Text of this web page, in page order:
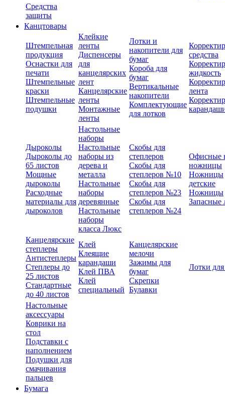
Средства
защиты
Канцтовары
Штемпельная
продукция
Оснастки для
печати
Штемпельные
краски
Штемпельные
подушки
Клейкие
ленты
Диспенсеры
для
канцелярских
лент
Канцелярские
ленты
Монтажные
ленты
Лотки и
накопители для
бумаг
Короба для
бумаг
Вертикальные
накопители
Комплектующие
для лотков
средства
жидкость
лента
Дыроколы
Дыроколы до
65 листов
Мощные
дыроколы
Расходные
материалы для
дыроколов
Настольные
наборы
Настольные
наборы из
дерева и
металла
Настольные
наборы
деревянные
Настольные
наборы
класса Люкс
Скобы для
степлеров
Скобы для
степлеров №10
Скобы для
степлеров №23
Скобы для
степлеров №24
Офисные
ножницы
Ножницы
детские
Ножницы
Запасные
Канцелярские
степлеры
Антистеплеры
Степлеры до
25 листов
Стандартные
до 40 листов
Клей
Клеящие
карандаши
Клей ПВА
Клей
специальный
Канцелярские
мелочи
Зажимы для
бумаг
Скрепки
Булавки
Лотки
Настольные
аксессуары
Коврики на
стол
Подставки с
наполнением
Подушки для
смачивания
пальцев
Бумага